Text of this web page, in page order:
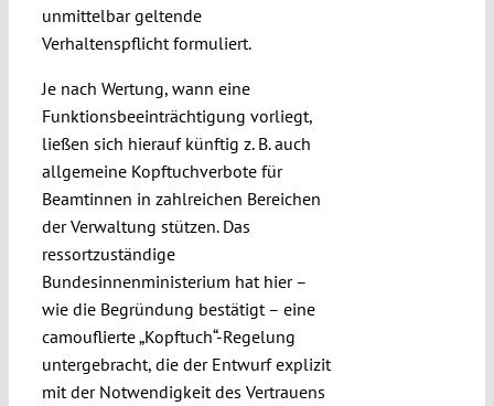
unmittelbar geltende
Verhaltenspflicht formuliert.
Je nach Wertung, wann eine
Funktionsbeeinträchtigung vorliegt,
ließen sich hierauf künftig z. B. auch
allgemeine Kopftuchverbote für
Beamtinnen in zahlreichen Bereichen
der Verwaltung stützen. Das
ressortzuständige
Bundesinnenministerium hat hier –
wie die Begründung bestätigt – eine
camouflierte „Kopftuch“-Regelung
untergebracht, die der Entwurf explizit
mit der Notwendigkeit des Vertrauens